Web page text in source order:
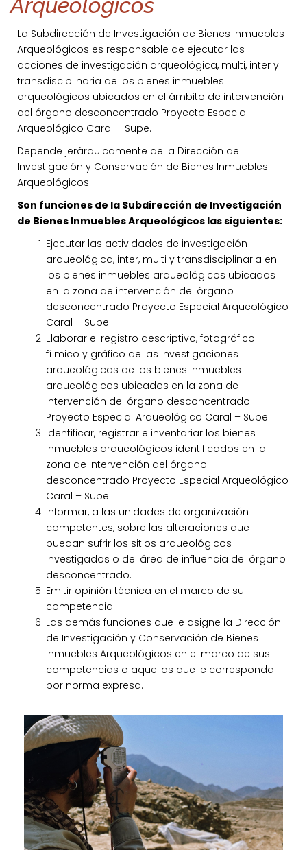
Arqueológicos
La Subdirección de Investigación de Bienes Inmuebles
Arqueológicos es responsable de ejecutar las
acciones de investigación arqueológica, multi, inter y
transdisciplinaria de los bienes inmuebles
arqueológicos ubicados en el ámbito de intervención
del órgano desconcentrado Proyecto Especial
Arqueológico Caral – Supe.
Depende jerárquicamente de la Dirección de
Investigación y Conservación de Bienes Inmuebles
Arqueológicos.
Son funciones de la Subdirección de Investigación
de Bienes Inmuebles Arqueológicos las siguientes:
Ejecutar las actividades de investigación
arqueológica, inter, multi y transdisciplinaria en
los bienes inmuebles arqueológicos ubicados
en la zona de intervención del órgano
desconcentrado Proyecto Especial Arqueológico
Caral – Supe.
Elaborar el registro descriptivo, fotográfico-
fílmico y gráfico de las investigaciones
arqueológicas de los bienes inmuebles
arqueológicos ubicados en la zona de
intervención del órgano desconcentrado
Proyecto Especial Arqueológico Caral – Supe.
Identificar, registrar e inventariar los bienes
inmuebles arqueológicos identificados en la
zona de intervención del órgano
desconcentrado Proyecto Especial Arqueológico
Caral – Supe.
Informar, a las unidades de organización
competentes, sobre las alteraciones que
puedan sufrir los sitios arqueológicos
investigados o del área de influencia del órgano
desconcentrado.
Emitir opinión técnica en el marco de su
competencia.
Las demás funciones que le asigne la Dirección
de Investigación y Conservación de Bienes
Inmuebles Arqueológicos en el marco de sus
competencias o aquellas que le corresponda
por norma expresa.